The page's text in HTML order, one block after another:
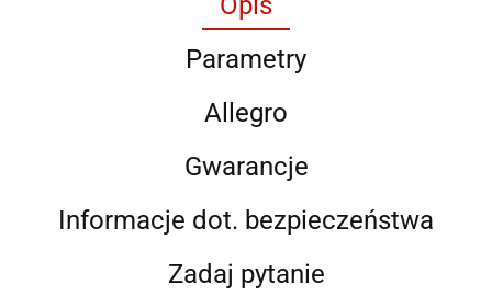
Parametry
Allegro
Gwarancje
Informacje dot. bezpieczeństwa
Zadaj pytanie